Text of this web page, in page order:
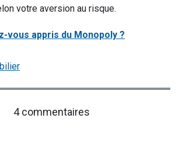
votre aversion au risque.
vous appris du Monopoly ?
4 commentaireson